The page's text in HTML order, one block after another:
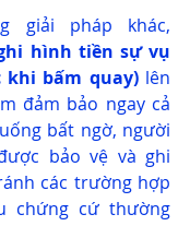
giải pháp khác,
hình tiền sự vụ
bấm quay) lên
đảm bảo ngay cả
bất ngờ, người
bảo vệ và ghi
các trường hợp
chứng cứ thường